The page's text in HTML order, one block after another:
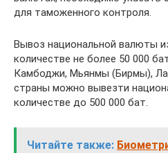
для таможенного контроля.
Вывоз национальной валюты
количестве не более 50 000
Камбоджи, Мьянмы (Бирмы),
страны можно вывезти
количестве до 500 000 бат.
Читайте также: